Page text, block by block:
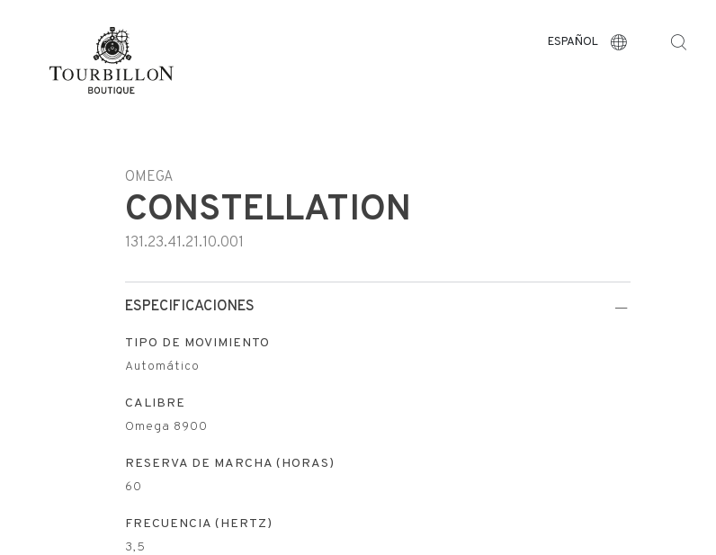
ESPAÑOL
OMEGA
CONSTELLATION
131.23.41.21.10.001
ESPECIFICACIONES
TIPO DE MOVIMIENTO
Automático
CALIBRE
Omega 8900
RESERVA DE MARCHA (HORAS)
60
FRECUENCIA (HERTZ)
3,5